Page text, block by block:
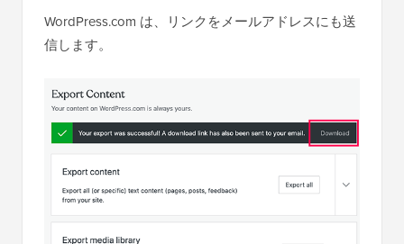
WordPress.com は、リンクをメールアドレスにも送
信します。